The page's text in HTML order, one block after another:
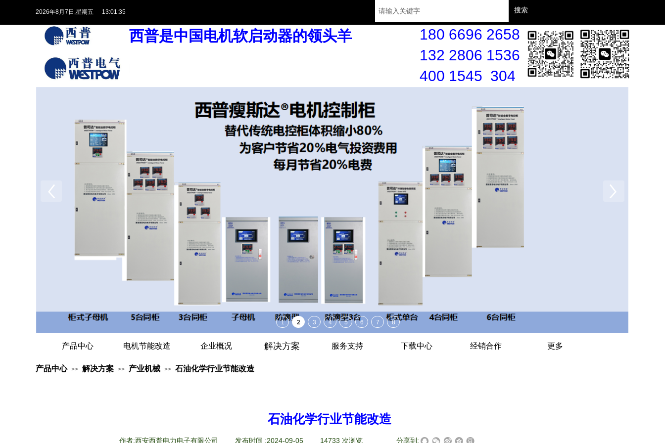
搜索
2026年8月 7 日 ,星期五 13:01:35
180 6696 2658
132 2806 1536
400 1545 304
西普是中国电机软启动器的领头羊
产品中心 电机节能改造 企业概况 解决方案 服务支持 下载中心 经销合作 更多
产品中心 >> 解决方案 >> 产业机械 >> 石油化学行业节能改造
石油化学行业节能改造
作者:西安西普电力电子有限公司 发布时间 :2024-09-05 14733 次浏览 分享到: